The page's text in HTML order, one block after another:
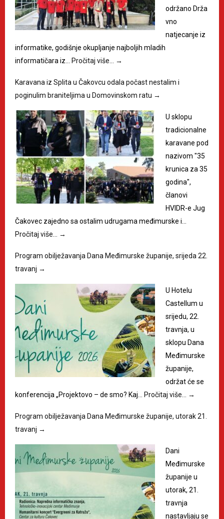
održano Drža
vno
natjecanje iz
informatike, godišnje okupljanje najboljih mladih
informatičara iz… Pročitaj više… →
Karavana iz Splita u Čakovcu odala počast nestalim i
poginulim braniteljima u Domovinskom ratu →
U sklopu
tradicionalne
karavane pod
nazivom "35
krunica za 35
godina",
članovi
HVIDR-e Jug
Čakovec zajedno sa ostalim udrugama međimurske i…
Pročitaj više…
→
Program obilježavanja Dana Međimurske županije, srijeda 22.
travanj →
U Hotelu
Castellum u
srijedu, 22.
travnja, u
sklopu Dana
Međimurske
županije,
održat će se
konferencija „Projektovo – de smo? Kaj… Pročitaj više… →
Program obilježavanja Dana Međimurske županije, utorak 21.
travanj →
Dani
Međimurske
županije u
utorak, 21.
travnja
nastavljaju se